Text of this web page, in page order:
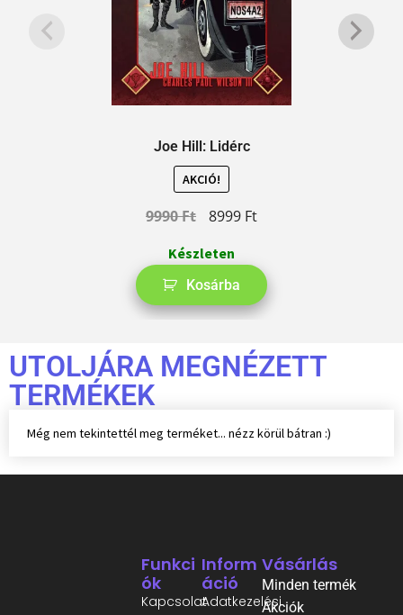
Joe Hill: Lidérc
AKCIÓ!
9990Ft 8999 Ft
Készleten
Kosárba
UTOLJÁRA MEGNÉZETT
TERMÉKEK
Még nem tekintettél meg terméket... nézz körül bátran :)
Inform
Áció
Adatkezelési
Funkci
Ók
Kapcsolat
Vásárlás
Minden termék
Akciók